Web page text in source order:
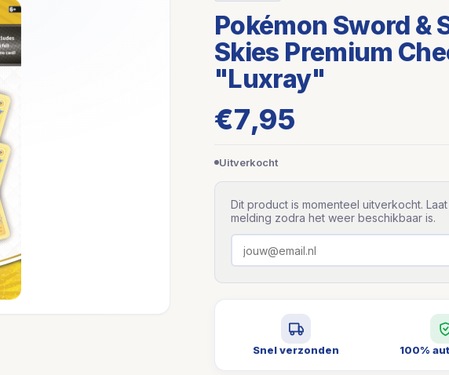
Pokémon Sword &
Skies Premium
"Luxray"
€7,95
Uitverkocht
Dit product is momenteel uitverkocht.
melding zodra het weer beschikbaar is.
Snel verzonden 100%